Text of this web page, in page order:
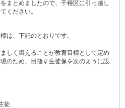
まとめましたので、千種区に引っ越し
ください。
は、下記のとおりです。
しく鍛えることが教育目標として定め
のため、目指す生徒像を次のように設
徒